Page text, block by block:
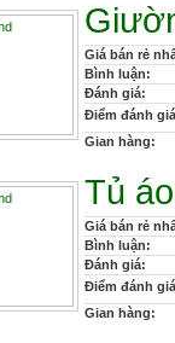
Giá bán rẻ
Bình luận:
Đánh giá:
Điểm đánh
Gian hàng:
Tủ
Giá bán rẻ
Bình luận:
Đánh giá:
Điểm đánh
Gian hàng: